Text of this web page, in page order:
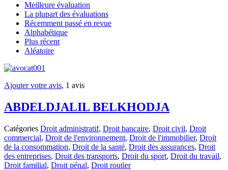
Meilleure évaluation
La plupart des évaluations
Récemment passé en revue
Alphabétique
Plus récent
Aléatoire
Ajouter votre avis, 1 avis
ABDELDJALIL BELKHODJA
Catégories Droit administratif, Droit bancaire, Droit civil, Droit
commercial, Droit de l'environnement, Droit de l'immobilier, Droit
de la consommation, Droit de la santé, Droit des assurances, Droit
des entreprises, Droit des transports, Droit du sport, Droit du travail,
Droit familial, Droit pénal, Droit routier